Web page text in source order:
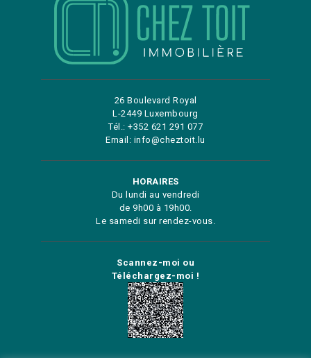
26 Boulevard Royal
L-2449 Luxembourg
Tél.: +352 621 291 077
Email: info@cheztoit.lu
HORAIRES
Du lundi au vendredi
de 9h00 à 19h00.
Le samedi sur rendez-vous.
Scannez-moi ou
Téléchargez-moi !